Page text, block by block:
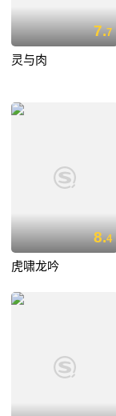
7.7
灵与肉
8.4
虎啸龙吟